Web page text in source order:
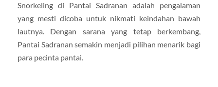
Snorkeling di Pantai Sadranan adalah pengalaman
yang mesti dicoba untuk nikmati keindahan bawah
lautnya. Dengan sarana yang tetap berkembang,
Pantai Sadranan semakin menjadi pilihan menarik bagi
para pecinta pantai.